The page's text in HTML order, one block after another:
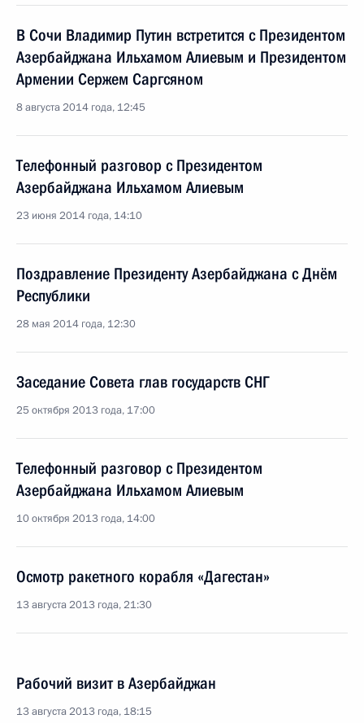
В Сочи Владимир Путин встретится с Президентом
Азербайджана Ильхамом Алиевым и Президентом
Армении Сержем Саргсяном
8 августа 2014 года, 12:45
Телефонный разговор с Президентом
Азербайджана Ильхамом Алиевым
23 июня 2014 года, 14:10
Поздравление Президенту Азербайджана с Днём
Республики
28 мая 2014 года, 12:30
Заседание Совета глав государств СНГ
25 октября 2013 года, 17:00
Телефонный разговор с Президентом
Азербайджана Ильхамом Алиевым
10 октября 2013 года, 14:00
Осмотр ракетного корабля «Дагестан»
13 августа 2013 года, 21:30
Рабочий визит в Азербайджан
13 августа 2013 года, 18:15